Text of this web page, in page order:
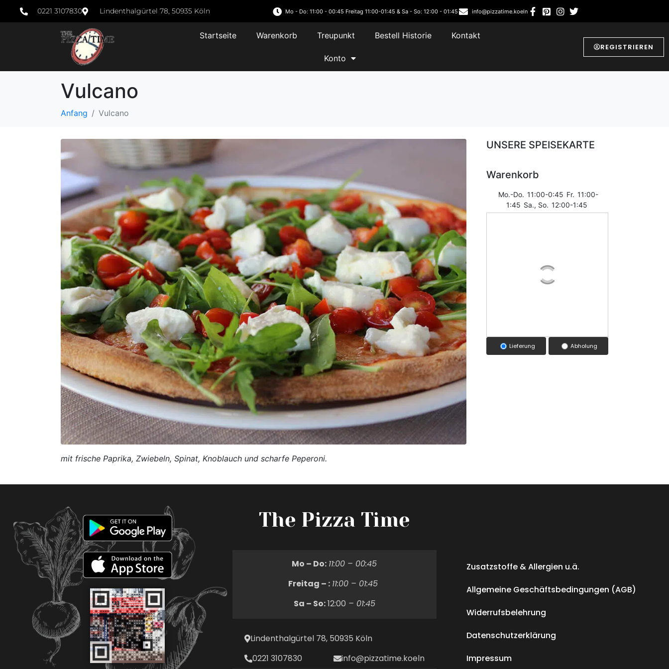
0221 3107830 Lindenthalgürtel 78, 50935 Köln Mo - Do: 11:00 - 00:45 Freitag 11:00-01:45 & Sa - So: 12:00 - 01:45 info@pizzatime.koeln
Startseite Warenkorb Treupunkt Bestell Historie Kontakt
Konto
REGISTRIEREN
Vulcano
Anfang Vulcano
mit frische Paprika, Zwiebeln, Spinat, Knoblauch und scharfe Peperoni.
UNSERE SPEISEKARTE
Warenkorb
Mo.-Do. 11:00-0:45 Fr. 11:00-
1:45 Sa., So. 12:00-1:45
Lieferung Abholung
The Pizza Time
Mo – Do: 11:00 – 00:45
Freitag – : 11:00 – 01:45
Sa – So:12:00 – 01:45
Lindenthalgürtel 78, 50935 Köln
0221 3107830
info@pizzatime.koeln
Zusatzstoffe & Allergien u.ä.
Allgemeine Geschäftsbedingungen (AGB)
Widerrufsbelehrung
Datenschutzerklärung
Impressum